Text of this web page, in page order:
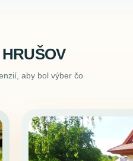
aby bol výber čo